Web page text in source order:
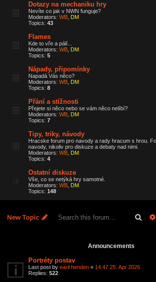
Dotazy na mechaniku hry
Nevíte co jak v NWN funguje?
Moderators: WB DM
Topics: 43
Flames
Kde to vře a pálí...
Moderators: WB DM
Topics: 5
Nápady, připomínky
Napadá Vás něco?
Moderators: WB DM
Topics: 8
Přání a stížnosti
Přejete si něco nebo se vám něco nelíbí?
Moderators: WB DM
Topics: 7
Tipy, triky, návody
Hracske forum pro navody a rady hracum s hrou.
navody, nikoliv pro diskuze a debaty nad nimi.
Moderators: WB DM
Topics: 4
Ostatní diskuze
Vše, co se netýká hry samotné.
Moderators: WB DM
Topics: 148
New Topic
Announcements
Portréty postav
Last post by earil henden « 14:47 25. Apr 2026
Replies: 522